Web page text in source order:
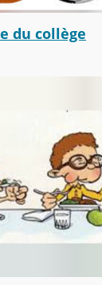
du collège